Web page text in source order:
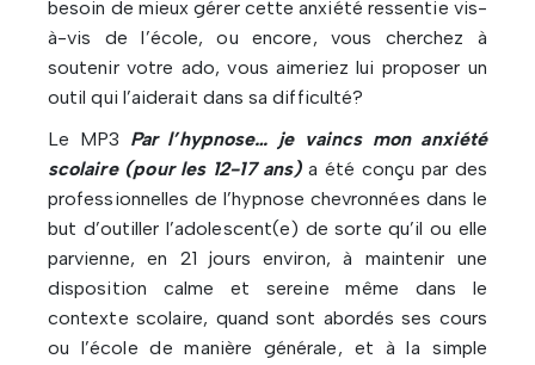
besoin de mieux gérer cette anxiété ressentie vis-
à-vis de l’école, ou encore, vous cherchez à
soutenir votre ado, vous aimeriez lui proposer un
outil qui l’aiderait dans sa difficulté?
Le MP3 Par l’hypnose… je vaincs mon anxiété
scolaire (pour les 12-17 ans)a été conçu par des
professionnelles de l’hypnose chevronnées dans le
but d’outiller l’adolescent(e) de sorte qu’il ou elle
parvienne, en 21 jours environ, à maintenir une
disposition calme et sereine même dans le
contexte scolaire, quand sont abordés ses cours
ou l’école de manière générale, et à la simple